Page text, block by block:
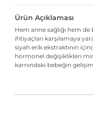
Ürün Açıklaması
Hem anne sağlığı hem
ihtiyaçları karşılamaya
siyah erik ekstraktının
hormonel değişiklikleri
karnındaki bebeğin